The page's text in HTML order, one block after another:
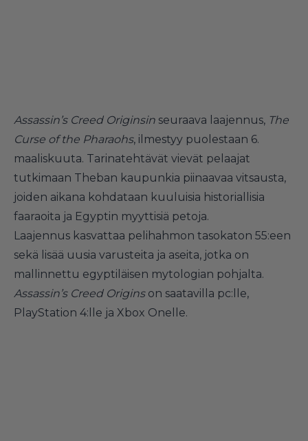
Assassin’s Creed Originsin seuraava laajennus, The
Curse of the Pharaohs, ilmestyy puolestaan 6.
maaliskuuta. Tarinatehtävät vievät pelaajat
tutkimaan Theban kaupunkia piinaavaa vitsausta,
joiden aikana kohdataan kuuluisia historiallisia
faaraoita ja Egyptin myyttisiä petoja.
Laajennus kasvattaa pelihahmon tasokaton 55:een
sekä lisää uusia varusteita ja aseita, jotka on
mallinnettu egyptiläisen mytologian pohjalta.
Assassin’s Creed Originson saatavilla pc:lle,
PlayStation 4:lle ja Xbox Onelle.